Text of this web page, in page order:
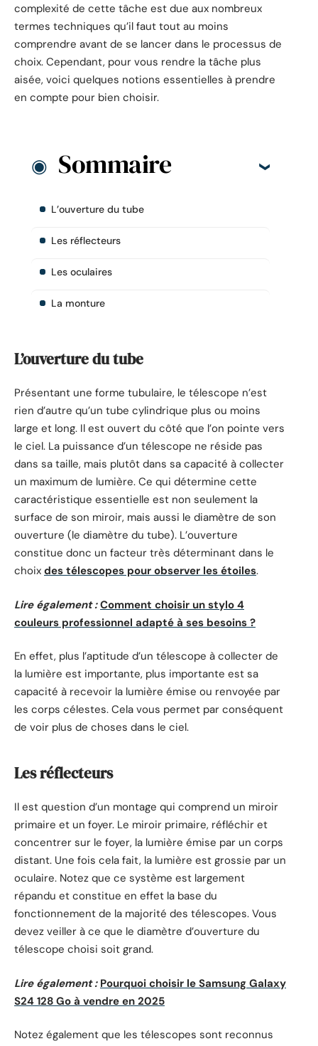
complexité de cette tâche est due aux nombreux
termes techniques qu’il faut tout au moins
comprendre avant de se lancer dans le processus de
choix. Cependant, pour vous rendre la tâche plus
aisée, voici quelques notions essentielles à prendre
en compte pour bien choisir.
Sommaire
L’ouverture du tube
Les réflecteurs
Les oculaires
La monture
L’ouverture du tube
Présentant une forme tubulaire, le télescope n’est
rien d’autre qu’un tube cylindrique plus ou moins
large et long. Il est ouvert du côté que l’on pointe vers
le ciel. La puissance d’un télescope ne réside pas
dans sa taille, mais plutôt dans sa capacité à collecter
un maximum de lumière. Ce qui détermine cette
caractéristique essentielle est non seulement la
surface de son miroir, mais aussi le diamètre de son
ouverture (le diamètre du tube). L’ouverture
constitue donc un facteur très déterminant dans le
choix des télescopes pour observer les étoiles.
Lire également : Comment choisir un stylo 4
couleurs professionnel adapté à ses besoins ?
En effet, plus l’aptitude d’un télescope à collecter de
la lumière est importante, plus importante est sa
capacité à recevoir la lumière émise ou renvoyée par
les corps célestes. Cela vous permet par conséquent
de voir plus de choses dans le ciel.
Les réflecteurs
Il est question d’un montage qui comprend un miroir
primaire et un foyer. Le miroir primaire, réfléchir et
concentrer sur le foyer, la lumière émise par un corps
distant. Une fois cela fait, la lumière est grossie par un
oculaire. Notez que ce système est largement
répandu et constitue en effet la base du
fonctionnement de la majorité des télescopes. Vous
devez veiller à ce que le diamètre d’ouverture du
télescope choisi soit grand.
Lire également : Pourquoi choisir le Samsung Galaxy
S24 128 Go à vendre en 2025
Notez également que les télescopes sont reconnus